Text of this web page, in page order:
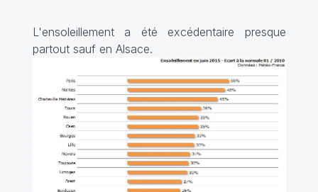
L'ensoleillement a été excédentaire presque
partout sauf en Alsace.